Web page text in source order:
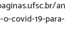
covid-19-